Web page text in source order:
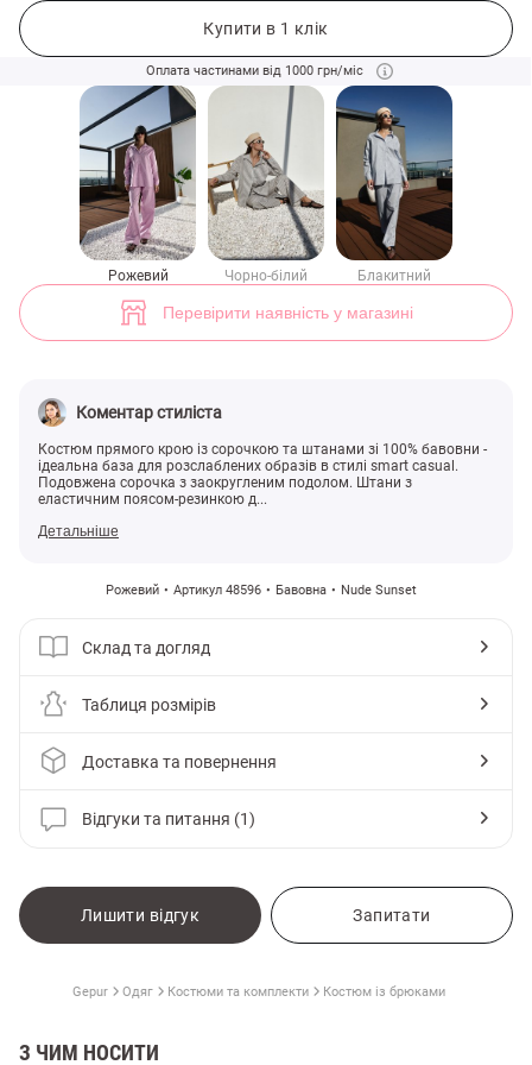
Купити в 1 клік
Оплата частинами від 1000 грн/міс
Рожевий Чорно-білий Блакитний
Перевірити наявність у магазині
Коментар стиліста
Костюм прямого крою із сорочкою та штанами зі 100% бавовни -
ідеальна база для розслаблених образів в стилі smart casual.
Подовжена сорочка з заокругленим подолом. Штани з
еластичним поясом-резинкою д...
Детальніше
Рожевий Артикул 48596 Бавовна Nude Sunset
Склад та догляд
Таблиця розмірів
Доставка та повернення
Відгуки та питання (1)
Лишити відгук Запитати
Gepur Одяг Костюми та комплекти Костюм із брюками
З ЧИМ НОСИТИ
Рожевий бавовняний костюм у смужку зі штанами (арт. 48596) ♡